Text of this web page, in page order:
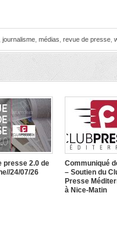
journalisme médias revue de presse
presse 2.0 de
24/07/26
Communiqué
– Soutien du
Presse
à Nice-Matin